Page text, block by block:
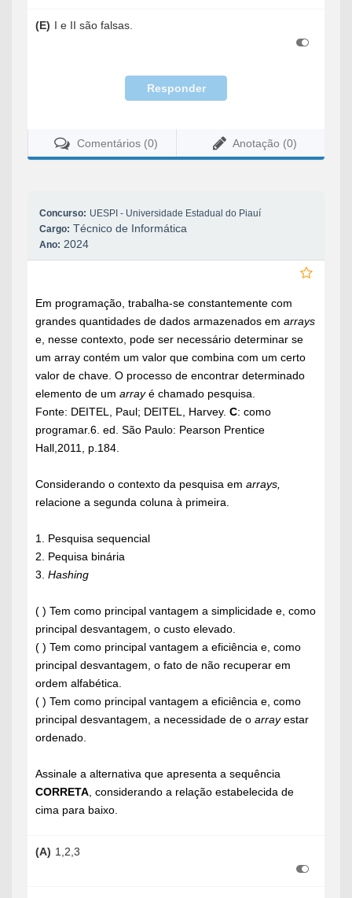
(E) I e II são falsas.
Responder
Comentários (0) Anotação (0)
Concurso: UESPI - Universidade Estadual do Piauí
Cargo: Técnico de Informática
Ano: 2024
Em programação, trabalha-se constantemente com
grandes quantidades de dados armazenados em arrays
e, nesse contexto, pode ser necessário determinar se
um array contém um valor que combina com um certo
valor de chave. O processo de encontrar determinado
elemento de um arrayé chamado pesquisa.
Fonte: DEITEL, Paul; DEITEL, Harvey. C: como
programar.6. ed. São Paulo: Pearson Prentice
Hall,2011, p.184.
Considerando o contexto da pesquisa em arrays,
relacione a segunda coluna à primeira.
1. Pesquisa sequencial
2. Pequisa binária
3. Hashing
( ) Tem como principal vantagem a simplicidade e, como
principal desvantagem, o custo elevado.
( ) Tem como principal vantagem a eficiência e, como
principal desvantagem, o fato de não recuperar em
ordem alfabética.
( ) Tem como principal vantagem a eficiência e, como
principal desvantagem, a necessidade de o arrayestar
ordenado.
Assinale a alternativa que apresenta a sequência
CORRETA , considerando a relação estabelecida de
cima para baixo.
(A) 1,2,3